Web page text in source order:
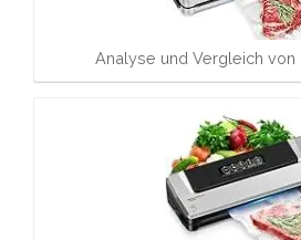
Analyse und Vergleich von